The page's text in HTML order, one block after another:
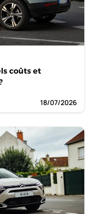
coûts et
18/07/2026